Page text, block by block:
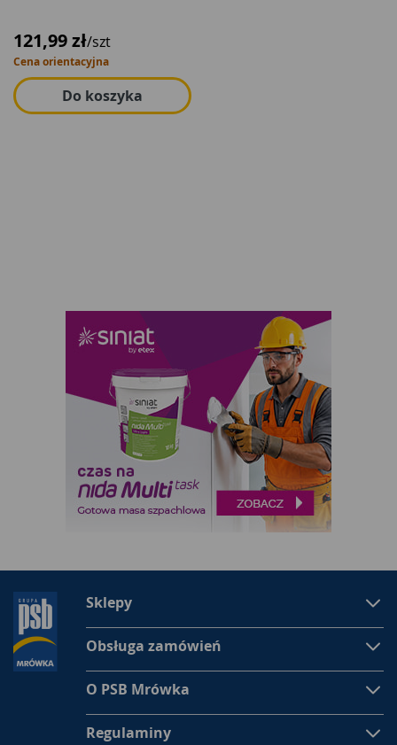
121,99 zł/szt
Cena orientacyjna
Do koszyka
Sklepy
Obsługa zamówień
O PSB Mrówka
Regulaminy